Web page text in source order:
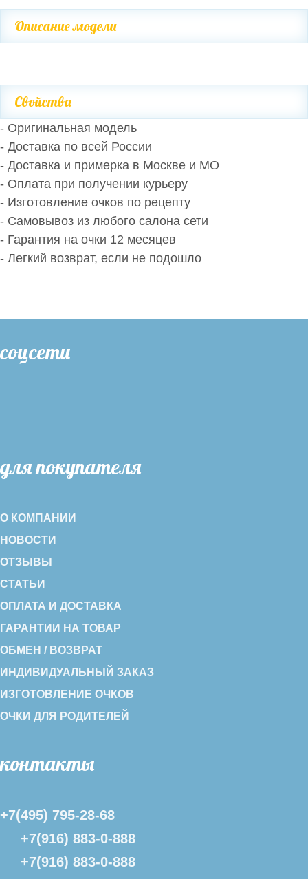
Описание модели
Свойства
- Оригинальная модель
- Доставка по всей России
- Доставка и примерка в Москве и МО
- Оплата при получении курьеру
- Изготовление очков по рецепту
- Самовывоз из любого салона сети
- Гарантия на очки 12 месяцев
- Легкий возврат, если не подошло
соцсети
для покупателя
О КОМПАНИИ
НОВОСТИ
ОТЗЫВЫ
СТАТЬИ
ОПЛАТА И ДОСТАВКА
ГАРАНТИИ НА ТОВАР
ОБМЕН / ВОЗВРАТ
ИНДИВИДУАЛЬНЫЙ ЗАКАЗ
ИЗГОТОВЛЕНИЕ ОЧКОВ
ОЧКИ ДЛЯ РОДИТЕЛЕЙ
контакты
+7(495) 795-28-68
+7(916) 883-0-888
+7(916) 883-0-888